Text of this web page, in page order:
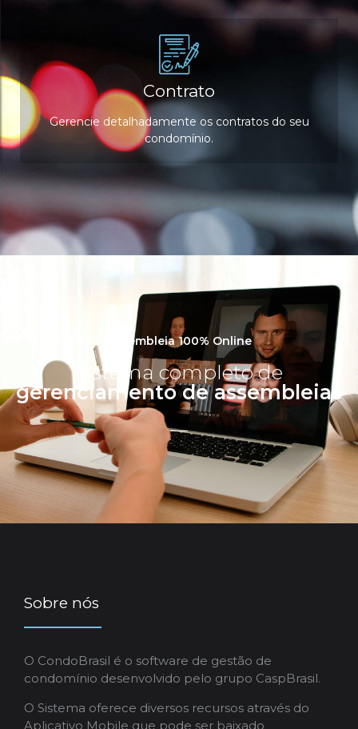
Contrato
Gerencie detalhadamente os contratos do seu
condomínio.
Assembleia 100% Online
Sistema completo de
gerenciamento de assembleias
Sobre nós
O CondoBrasil é o software de gestão de
condomínio desenvolvido pelo grupo CaspBrasil.
O Sistema oferece diversos recursos através do
Aplicativo Mobile que pode ser baixado